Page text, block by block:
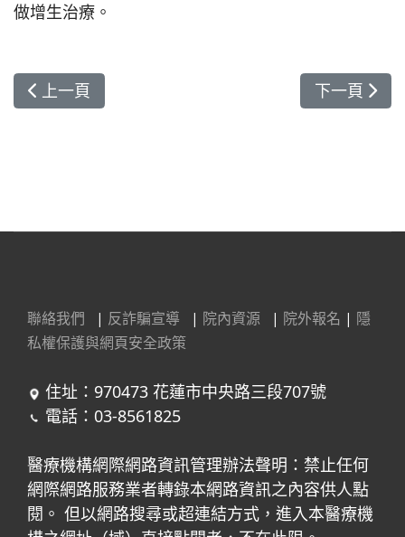
做增生治療。
上一篇文章: 花蓮慈院兒癌專師劉淳吟 榮獲兒童醫
上一頁 下一篇文章
下一頁
聯絡我們 | 反詐騙宣導 | 院內資源 | 院外報名 | 隱
私權保護與網頁安全政策
住址：970473 花蓮市中央路三段707號
電話：03-8561825
醫療機構網際網路資訊管理辦法聲明：禁止任何
網際網路服務業者轉錄本網路資訊之內容供人點
閱。 但以網路搜尋或超連結方式，進入本醫療機